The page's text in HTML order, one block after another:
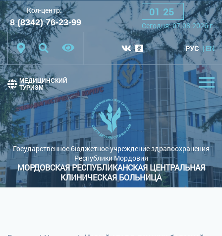
Шрифт: A A A
Цветовая схема: Черная схема
Обычный сайт
Кол-центр:
8 (8342) 76-23-99
01 25
Сегодня:07.08.2026г.
РУС EN
Государственное бюджетное учреждение здравоохранения
Республики Мордовия
МОРДОВСКАЯ РЕСПУБЛИКАНСКАЯ ЦЕНТРАЛЬНАЯ
КЛИНИЧЕСКАЯ БОЛЬНИЦА
МЕДИЦИНСКИЙ
ТУРИЗМ